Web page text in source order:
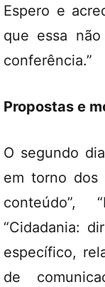
Espero e
que essa
conferência.”
Propostas e
O segundo
em torno dos
conteúdo”,
“Cidadania:
específico,
de